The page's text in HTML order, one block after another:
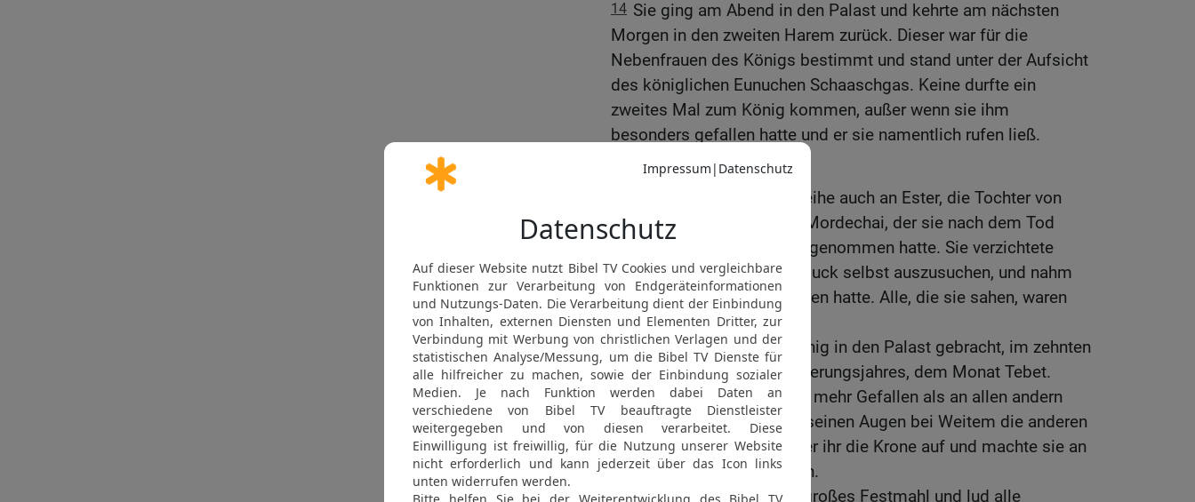
14 Sie ging am Abend in den Palast und kehrte am nächsten
Morgen in den zweiten Harem zurück. Dieser war für die
Nebenfrauen des Königs bestimmt und stand unter der Aufsicht
des königlichen Eunuchen Schaaschgas. Keine durfte ein
zweites Mal zum König kommen, außer wenn sie ihm
besonders gefallen hatte und er sie namentlich rufen ließ.
Ester wird Königin
Eines Tages kam die Reihe auch an Ester, die Tochter von
Abihajil, dem Onkel jenes Mordechai, der sie nach dem Tod
ihres Vaters als Tochter angenommen hatte. Sie verzichtete
darauf, Kleidung und Schmuck selbst auszusuchen, und nahm
nur, was Hegai ihr empfohlen hatte. Alle, die sie sahen, waren
voller Bewunderung.
16 So wurde Ester zum König in den Palast gebracht, im zehnten
Monat seines siebten Regierungsjahres, dem Monat Tebet.
17 Der König fand an Ester mehr Gefallen als an allen andern
Frauen und sie übertraf in seinen Augen bei Weitem die anderen
Mädchen. Deshalb setzte er ihr die Krone auf und machte sie an
Waschtis Stelle zur Königin.
18 Er gab ihr zu Ehren ein großes Festmahl und lud alle